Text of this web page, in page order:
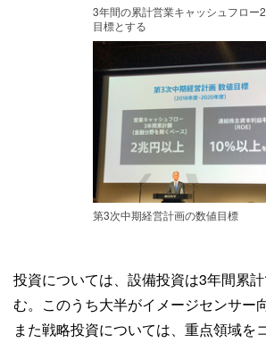
3年間の累計営業キャッシュフロー
目標とする
第3次中期経営計画の数値目標
投資については、設備投資は3年間累
む。このうち大半がイメージセンサー
また戦略投資については、重点領域を